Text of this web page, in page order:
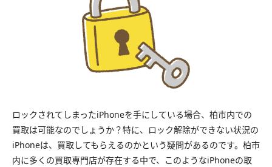
ロックされてしまったiPhoneを手にしている場合、柏市内での
買取は可能なのでしょうか？特に、ロック解除ができない状況の
iPhoneは、買取してもらえるのかという疑問があるのです。柏市
内に多くの買取専門店が存在する中で、このようなiPhoneの取